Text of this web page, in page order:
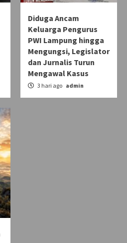
Diduga Ancam
Keluarga Pengurus
PWI Lampung hingga
Mengungsi, Legislator
dan Jurnalis Turun
Mengawal Kasus
3 hari ago admin